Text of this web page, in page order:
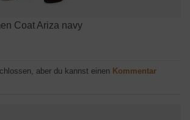
Coat Ariza navy
aber du kannst einen Kommentar